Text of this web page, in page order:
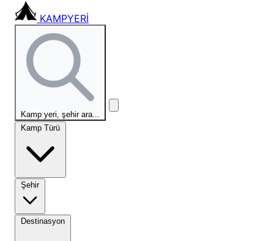
KAMPYERİ
Kamp yeri, şehir ara...
Kamp Türü
Şehir
Destinasyon